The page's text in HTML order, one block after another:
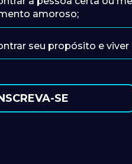
amoroso;
seu propósito e viver
SE